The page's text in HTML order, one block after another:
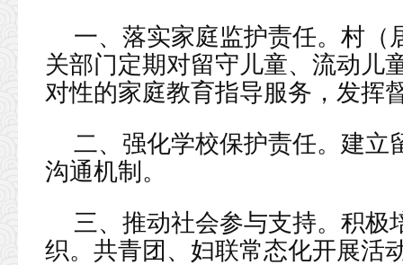
一、落实家庭监护责任。村（
关部门定期对留守儿童、流动儿
对性的家庭教育指导服务，发挥
二、强化学校保护责任。建立
沟通机制。
三、推动社会参与支持。积极
织。共青团、妇联常态化开展活